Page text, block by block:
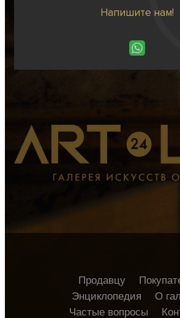
Напишите нам!
Продавцу
Энциклопедия
О
Частые вопросы